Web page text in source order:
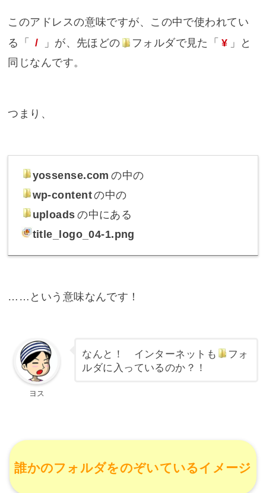
このアドレスの意味ですが、この中で使われてい
る「
/ 」が、先ほどの フォルダで見た「 ¥ 」と
同じなんです。
つまり、
yossense.com の中の
wp-contentの中の
uploads の中にある
title_logo_04-1.png
……という意味なんです！
ヨス
なんと！ インターネットも
フォ
ルダに入っているのか？！
誰かのフォルダをのぞいているイメージ